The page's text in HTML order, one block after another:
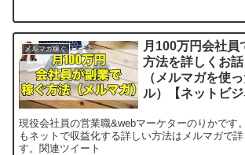
メルマガ稼ぐ
月100万円会社員
方法を詳しくお話
（メルマガを使
ル）【ネットビジ
現役会社員の営業職&webマーケターのりかです
もネットで収益化する詳しい方法はメルマガで
す。関連ツイート